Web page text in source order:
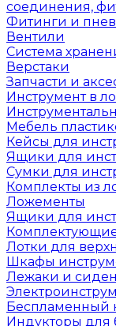
соединения,
Фитинги и
Вентили
Система
Верстаки
Запчасти и
Инструмент в
Мебель
Кейсы для
Ящики для
Сумки для
Комплекты из
Ложементы
Ящики для
Лотки для
Шкафы
Лежаки и
Беспламенный
Индукторы для